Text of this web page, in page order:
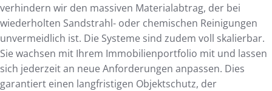
verhindern wir den massiven Materialabtrag, der bei
wiederholten Sandstrahl- oder chemischen Reinigungen
unvermeidlich ist. Die Systeme sind zudem voll skalierbar.
Sie wachsen mit Ihrem Immobilienportfolio mit und lassen
sich jederzeit an neue Anforderungen anpassen. Dies
garantiert einen langfristigen Objektschutz, der